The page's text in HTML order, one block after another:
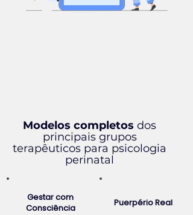
​Modelos completos dos
principais grupos
terapêuticos para psicologia
perinatal
Gestar com
Consciência
Puerpério Real